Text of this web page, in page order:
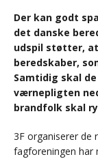
Der kan godt
det danske
udspil støtter,
beredskaber,
Samtidig skal
værnepligten
brandfolk skal
3F organiserer de
fagforeningen har